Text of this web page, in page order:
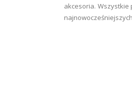
akcesoria.